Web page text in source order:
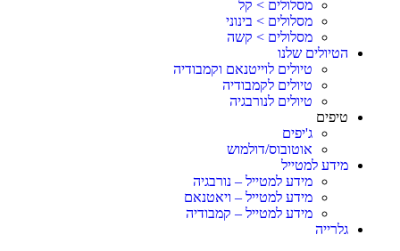
מסלולים > קל
מסלולים > בינוני
מסלולים > קשה
הטיולים שלנו
טיולים לוייטנאם וקמבודיה
טיולים לקמבודיה
טיולים לנורבגיה
טיפים
ג'יפים
אוטובוס/דולמוש
מידע למטייל
מידע למטייל – נורבגיה
מידע למטייל – ויאטנאם
מידע למטייל – קמבודיה
גלרייה